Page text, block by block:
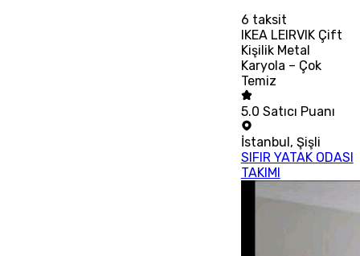
6 taksit
IKEA LEIRVIK Çift
Kişilik Metal
Karyola – Çok
Temiz
5.0 Satıcı Puanı
İstanbul, Şişli
SIFIR YATAK ODASI
TAKIMI